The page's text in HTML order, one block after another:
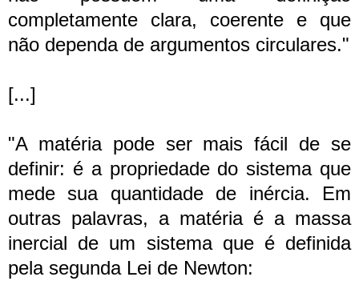
completamente clara, coerente e que
não dependa de argumentos circulares."
[...]
"A matéria pode ser mais fácil de se
definir: é a propriedade do sistema que
mede sua quantidade de inércia. Em
outras palavras, a matéria é a massa
inercial de um sistema que é definida
pela segunda Lei de Newton: